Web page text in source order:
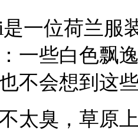
一位荷兰服
一些白色飘
不会想到这
臭，草原上